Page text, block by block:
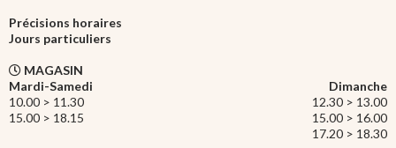
Précisions horaires
Jours particuliers
MAGASIN
Mardi-Samedi
Dimanche
10.00 > 11.30
12.30 > 13.00
15.00 > 18.15
15.00 > 16.00
17.20 > 18.30